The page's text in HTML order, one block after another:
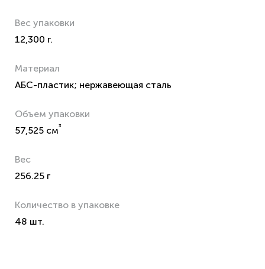
Вес упаковки
12,300 г.
Материал
АБС-пластик; нержавеющая сталь
Объем упаковки
57,525 см³
Вес
256.25 г
Количество в упаковке
48 шт.